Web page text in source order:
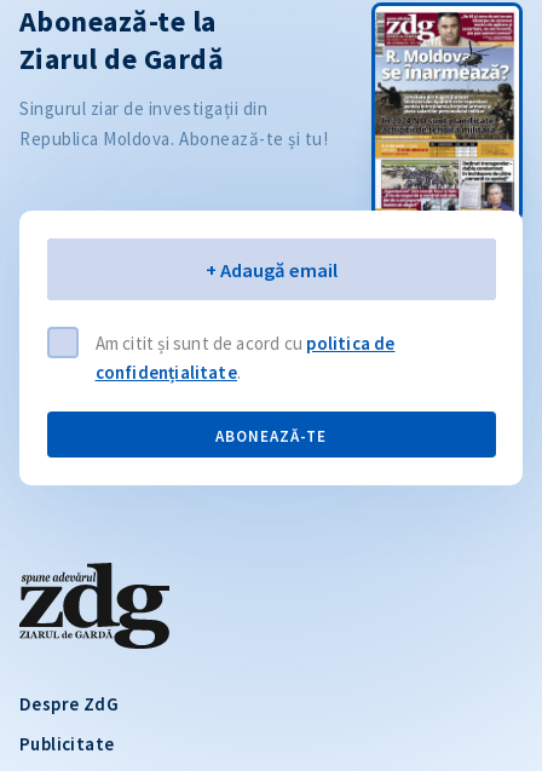
Despre ZdG
Publicitate
Abonează-te la
Ziarul de Gardă
Singurul ziar de investigații din
Republica Moldova. Abonează-te și tu!
+ Adaugă email
Am citit și sunt de acord cu politica de
confidențialitate.
ABONEAZĂ-TE